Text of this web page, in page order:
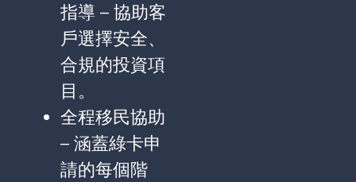
指導 – 協助客
戶選擇安全、
合規的投資項
目。
全程移民協助
– 涵蓋綠卡申
請的每個階